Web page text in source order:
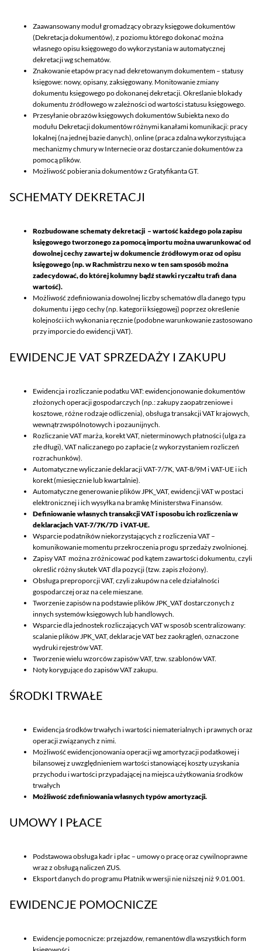
Zaawansowany moduł gromadzący obrazy księgowe dokumentów
(Dekretacja dokumentów), z poziomu którego dokonać można
własnego opisu księgowego do wykorzystania w automatycznej
dekretacji wg schematów.
Znakowanie etapów pracy nad dekretowanym dokumentem – statusy
księgowe: nowy, opisany, zaksięgowany. Monitowanie zmiany
dokumentu księgowego po dokonanej dekretacji. Określanie blokady
dokumentu źródłowego w zależności od wartości statusu księgowego.
Przesyłanie obrazów księgowych dokumentów Subiekta nexo do
modułu Dekretacji dokumentów różnymi kanałami komunikacji: pracy
lokalnej (na jednej bazie danych), online (praca zdalna wykorzystująca
mechanizmy chmury w Internecie oraz dostarczanie dokumentów za
pomocą plików.
Możliwość pobierania dokumentów z Gratyfikanta GT.
SCHEMATY DEKRETACJI
Rozbudowane schematy dekretacji – wartość każdego pola zapisu
księgowego tworzonego za pomocą importu można uwarunkować od
dowolnej cechy zawartej w dokumencie źródłowym oraz od opisu
księgowego (np. w Rachmistrzu nexo w ten sam sposób można
zadecydować, do której kolumny bądź stawki ryczałtu trafi dana
wartość).
Możliwość zdefiniowania dowolnej liczby schematów dla danego typu
dokumentu i jego cechy (np. kategorii księgowej) poprzez określenie
kolejności ich wykonania ręcznie (podobne warunkowanie zastosowano
przy imporcie do ewidencji VAT).
EWIDENCJE VAT SPRZEDAŻY I ZAKUPU
Ewidencja i rozliczanie podatku VAT: ewidencjonowanie dokumentów
złożonych operacji gospodarczych (np.: zakupy zaopatrzeniowe i
kosztowe, różne rodzaje odliczenia), obsługa transakcji VAT krajowych,
wewnątrzwspólnotowych i pozaunijnych.
Rozliczanie VAT marża, korekt VAT, nieterminowych płatności (ulga za
złe długi), VAT naliczanego po zapłacie (z wykorzystaniem rozliczeń
rozrachunków).
Automatyczne wyliczanie deklaracji VAT-7/7K, VAT-8/9M i VAT-UE i ich
korekt (miesięcznie lub kwartalnie).
Automatyczne generowanie plików JPK_VAT, ewidencji VAT w postaci
elektronicznej i ich wysyłka na bramkę Ministerstwa Finansów.
Definiowanie własnych transakcji VAT i sposobu ich rozliczenia w
deklaracjach VAT-7/7K/7D i VAT-UE.
Wsparcie podatników niekorzystających z rozliczenia VAT –
komunikowanie momentu przekroczenia progu sprzedaży zwolnionej.
Zapisy VAT można zróżnicować pod kątem zawartości dokumentu, czyli
określić różny skutek VAT dla pozycji (tzw. zapis złożony).
Obsługa preproporcji VAT, czyli zakupów na cele działalności
gospodarczej oraz na cele mieszane.
Tworzenie zapisów na podstawie plików JPK_VAT dostarczonych z
innych systemów księgowych lub handlowych.
Wsparcie dla jednostek rozliczających VAT w sposób scentralizowany:
scalanie plików JPK_VAT, deklaracje VAT bez zaokrągleń, oznaczone
wydruki rejestrów VAT.
Tworzenie wielu wzorców zapisów VAT, tzw. szablonów VAT.
Noty korygujące do zapisów VAT zakupu.
ŚRODKI TRWAŁE
Ewidencja środków trwałych i wartości niematerialnych i prawnych oraz
operacji związanych z nimi.
Możliwość ewidencjonowania operacji wg amortyzacji podatkowej i
bilansowej z uwzględnieniem wartości stanowiącej koszty uzyskania
przychodu i wartości przypadającej na miejsca użytkowania środków
trwałych
Możliwość zdefiniowania własnych typów amortyzacji.
UMOWY I PŁACE
Podstawowa obsługa kadr i płac – umowy o pracę oraz cywilnoprawne
wraz z obsługą naliczeń ZUS.
Eksport danych do programu Płatnik w wersji nie niższej niż 9.01.001.
EWIDENCJE POMOCNICZE
Ewidencje pomocnicze: przejazdów, remanentów dla wszystkich form